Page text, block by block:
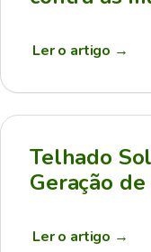
Ler o artigo →
Telhado
Geração
Ler o artigo →